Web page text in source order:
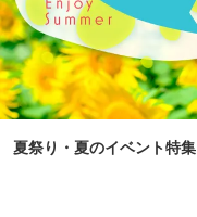
夏祭り・夏のイベント特集